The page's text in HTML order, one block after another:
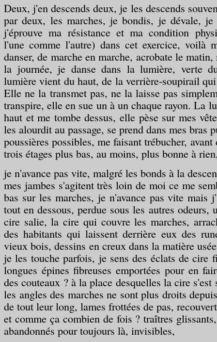
Deux, j'en descends deux, je les descends
par deux, les marches, je bondis, je dévale,
j'éprouve ma résistance et ma condition
l'une comme l'autre) dans cet exercice, voilà
danser, de marche en marche, acrobate le
la journée, je danse dans la lumière, verte
lumière vient du haut, de la verrière-soupirail
Elle ne la transmet pas, ne la laisse pas
transpire, elle en sue un à un chaque rayon. La
haut et me tombe dessus, elle pèse sur mes
les alourdit au passage, se prend dans mes bras
poussières possibles, me faisant trébucher,
trois étages plus bas, au moins, plus bonne à
je n'avance pas vite, malgré les bonds à la
mes jambes s'agitent très loin de moi ce me
bas sur les marches, je n'avance pas vite mais
tout en dessous, perdue sous les autres
cire salie, la cire qui couvre les marches,
des habitants qui laissent derrière eux des
vieux bois, dessins en creux dans la matière
je les touche parfois, je sens des éclats de cire
longues épines fibreuses emportées pour en
des couteaux ? à la place desquelles la cire
les angles des marches ne sont plus droits
de tout leur long, lames frottées de pas,
et comme ça combien de fois ? traîtres
abandonnés pour toujours là, invisibles,